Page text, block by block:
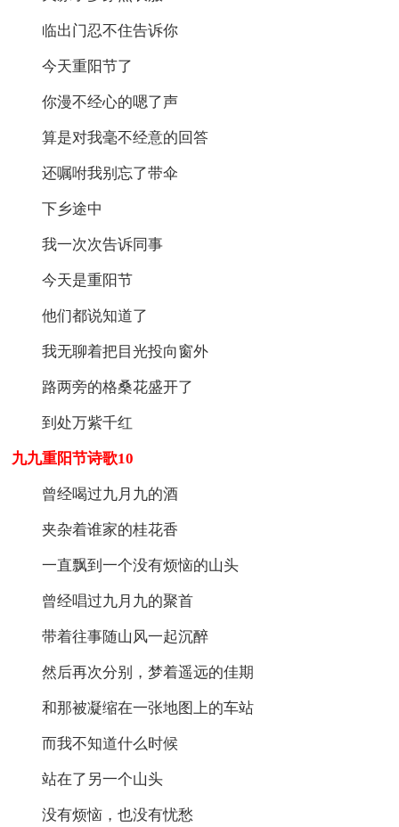
临出门忍不住告诉你
今天重阳节了
你漫不经心的嗯了声
算是对我毫不经意的回答
还嘱咐我别忘了带伞
下乡途中
我一次次告诉同事
今天是重阳节
他们都说知道了
我无聊着把目光投向窗外
路两旁的格桑花盛开了
到处万紫千红
九九重阳节诗歌10
曾经喝过九月九的酒
夹杂着谁家的桂花香
一直飘到一个没有烦恼的山头
曾经唱过九月九的聚首
带着往事随山风一起沉醉
然后再次分别，梦着遥远的佳期
和那被凝缩在一张地图上的车站
而我不知道什么时候
站在了另一个山头
没有烦恼，也没有忧愁